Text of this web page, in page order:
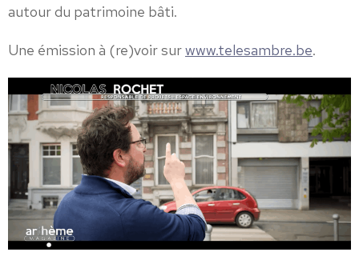
autour du patrimoine bâti.
Une émission à (re)voir surwww.telesambre.be.